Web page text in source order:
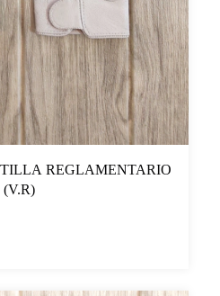
REGLAMENTARIO
(V.R)